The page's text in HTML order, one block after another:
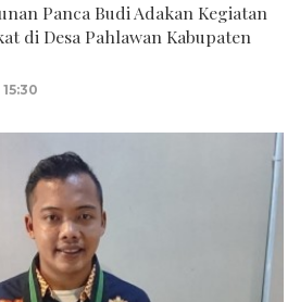
Panca Budi Adakan Kegiatan
di Desa Pahlawan Kabupaten